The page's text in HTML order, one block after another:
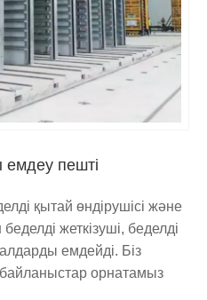
емдеу пешті
қытай өндірушісі және
жеткізуші, беделді
емдейді. Біз
орнатамыз